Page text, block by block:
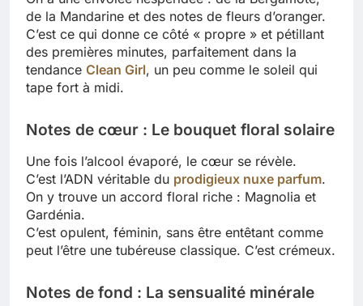
de la Mandarine et des notes de fleurs d’oranger.
C’est ce qui donne ce côté « propre » et pétillant
des premières minutes, parfaitement dans la
tendance Clean Girl, un peu comme le soleil qui
tape fort à midi.
Notes de cœur : Le bouquet floral solaire
Une fois l’alcool évaporé, le cœur se révèle.
C’est l’ADN véritable du prodigieux nuxe parfum.
On y trouve un accord floral riche : Magnolia et
Gardénia.
C’est opulent, féminin, sans être entêtant comme
peut l’être une tubéreuse classique. C’est crémeux.
Notes de fond : La sensualité minérale